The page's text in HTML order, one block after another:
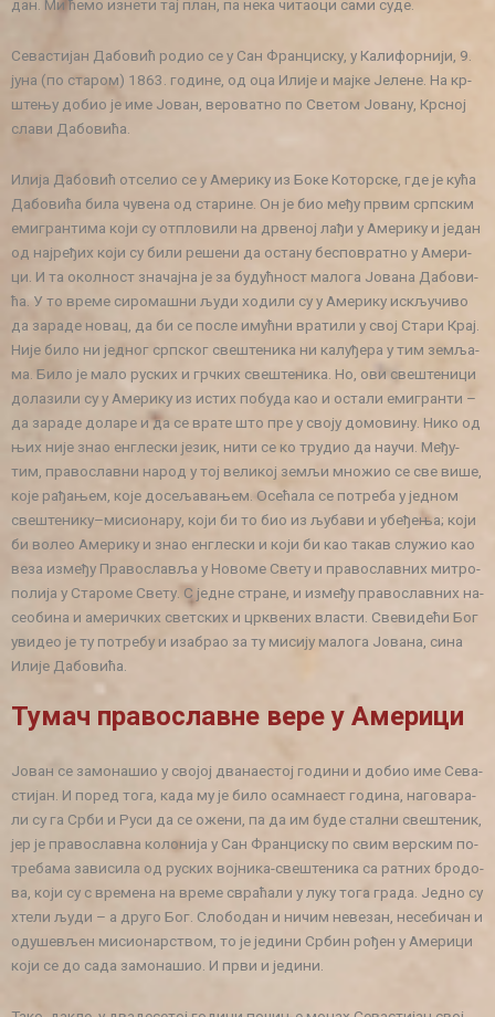
дан. Ми ће­мо из­не­ти тај план, па не­ка чи­та­о­ци са­ми су­де.
Се­ва­сти­јан Да­бо­вић ро­дио се у Сан Фран­ци­ску, у Ка­ли­фор­ни­ји, 9.
ју­на (по ста­ром) 1863. го­ди­не, од оца Или­је и мај­ке Је­ле­не. На кр­
ште­њу до­био је име Јо­ван, ве­ро­ват­но по Светом Јо­ва­ну, Кр­сној
сла­ви Да­бо­ви­ћа.
Или­ја Да­бо­вић от­се­лио се у Аме­ри­ку из Бо­ке Ко­тор­ске, где је ку­ћа
Да­бо­ви­ћа би­ла чу­ве­на од ста­ри­не. Он је био ме­ђу пр­вим срп­ским
еми­гран­ти­ма ко­ји су от­пло­ви­ли на др­ве­ној ла­ђи у Аме­ри­ку и је­дан
од нај­ре­ђих ко­ји су би­ли ре­ше­ни да оста­ну бес­по­врат­но у Аме­ри­
ци. И та окол­ност зна­чај­на је за бу­дућ­ност ма­ло­га Јо­ва­на Да­бо­ви­
ћа. У то вре­ме си­ро­ма­шни љу­ди хо­ди­ли су у Аме­ри­ку ис­кљу­чи­во
да за­ра­де но­вац, да би се по­сле имућ­ни вра­ти­ли у свој Ста­ри Крај.
Ни­је би­ло ни јед­ног срп­ског све­ште­ни­ка ни ка­лу­ђе­ра у тим зе­мља­
ма. Би­ло је ма­ло ру­ских и грч­ких све­ште­ни­ка. Но, ови све­ште­ни­ци
до­ла­зи­ли су у Аме­ри­ку из истих по­бу­да као и оста­ли еми­гран­ти –
да за­ра­де до­ла­ре и да се вра­те што пре у сво­ју до­мо­ви­ну. Ни­ко од
њих ни­је знао ен­гле­ски је­зик, ни­ти се ко тру­дио да на­у­чи. Ме­ђу­
тим, пра­во­слав­ни на­род у тој ве­ли­кој зе­мљи мно­жио се све ви­ше,
ко­је ра­ђа­њем, ко­је до­се­ља­ва­њем. Осе­ћа­ла се по­тре­ба у јед­ном
све­ште­ни­ку–ми­си­о­на­ру, ко­ји би то био из љу­ба­ви и убе­ђе­ња; ко­ји
би во­лео Аме­ри­ку и знао ен­гле­ски и ко­ји би као та­кав слу­жио као
ве­за из­ме­ђу Пра­во­сла­вља у Но­во­ме Све­ту и пра­во­слав­них ми­тро­
по­ли­ја у Ста­ро­ме Све­ту. С јед­не стра­не, и из­ме­ђу пра­во­слав­них на­
се­о­би­на и аме­рич­ких свет­ских и цр­кве­них вла­сти. Све­ви­де­ћи Бог
уви­део је ту по­тре­бу и иза­брао за ту ми­си­ју ма­ло­га Јо­ва­на, си­на
Или­је Да­бо­ви­ћа.
Ту­мач пра­во­слав­не ве­ре у Аме­ри­ци
Јо­ван се за­мо­на­шио у сво­јој два­на­е­стој го­ди­ни и до­био име Се­ва­
сти­јан. И по­ред то­га, ка­да му је би­ло осам­на­ест го­ди­на, на­го­ва­ра­
ли су га Ср­би и Ру­си да се оже­ни, па да им бу­де стал­ни све­ште­ник,
јер је пра­во­слав­на ко­ло­ни­ја у Сан Фран­ци­ску по свим вер­ским по­
тре­ба­ма за­ви­си­ла од ру­ских вој­ни­ка-све­ште­ни­ка са рат­них бро­до­
ва, ко­ји су с вре­ме­на на вре­ме свра­ћа­ли у лу­ку то­га гра­да. Јед­но су
хте­ли љу­ди – а дру­го Бог. Сло­бо­дан и ни­чим не­ве­зан, не­се­би­чан и
оду­ше­вљен ми­си­о­нар­ством, то је је­ди­ни Ср­бин ро­ђен у Аме­ри­ци
ко­ји се до са­да за­мо­на­шио. И пр­ви и је­ди­ни.